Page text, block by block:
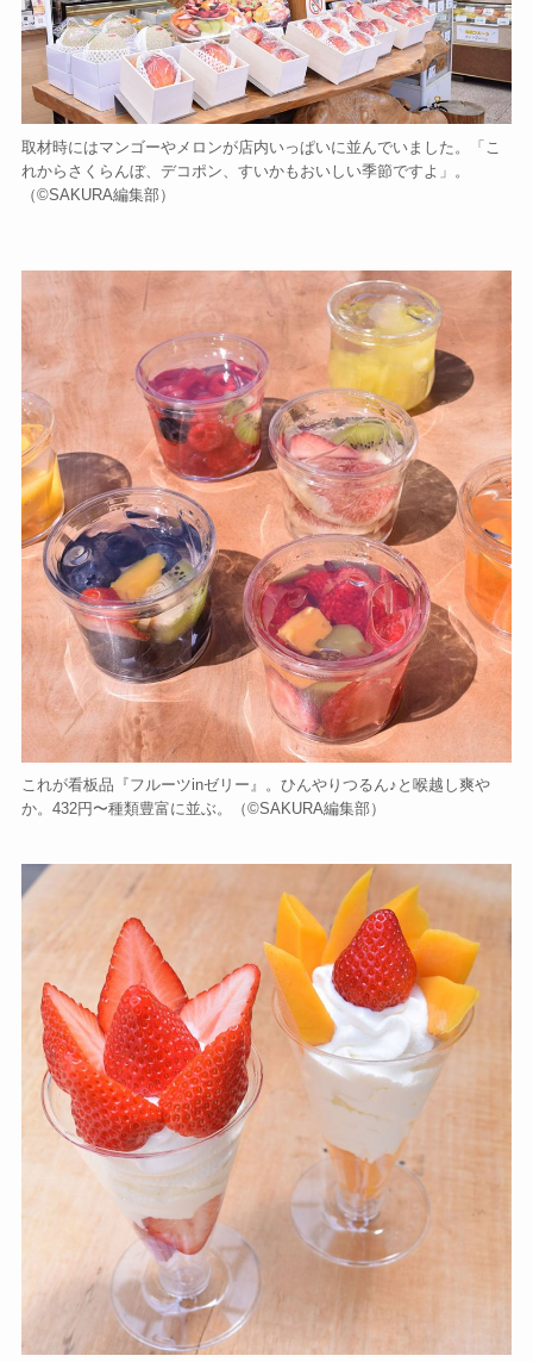
取材時にはマンゴーやメロンが店内いっぱいに並んでいました。「こ
れからさくらんぼ、デコポン、すいかもおいしい季節ですよ」。
（©️SAKURA編集部）
これが看板品『フルーツinゼリー』。ひんやりつるん♪と喉越し爽や
か。432円〜種類豊富に並ぶ。（©️SAKURA編集部）